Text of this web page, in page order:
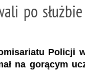
po służbie
Policji
na gorącym